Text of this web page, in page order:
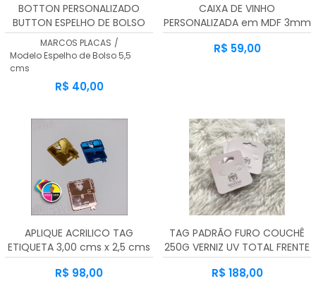
BOTTON PERSONALIZADO
BUTTON ESPELHO DE BOLSO
5,5 CMS
MARCOS PLACAS /
Modelo Espelho de Bolso 5,5
cms
R$ 40,00
CAIXA DE VINHO
PERSONALIZADA em MDF 3mm
R$ 59,00
APLIQUE ACRILICO TAG
ETIQUETA 3,00 cms x 2,5 cms
kit 100 Unidades
R$ 98,00
TAG PADRÃO FURO COUCHÊ
250G VERNIZ UV TOTAL FRENTE
45X51MM - 4X1 - 1000unid
R$ 188,00